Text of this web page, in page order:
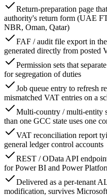
Return-preparation page
authority's return form (UAE
NBR, Oman, Qatar)
FAF / audit file export in
generated directly from posted
Permission sets that
for segregation of duties
Job queue entry to refresh
mismatched VAT entries on a
Multi-country / multi-entity
than one GCC state uses one
VAT reconciliation report
general ledger control accounts
REST / OData API
for Power BI and Power
Delivered as a per-tenant
modification, survives